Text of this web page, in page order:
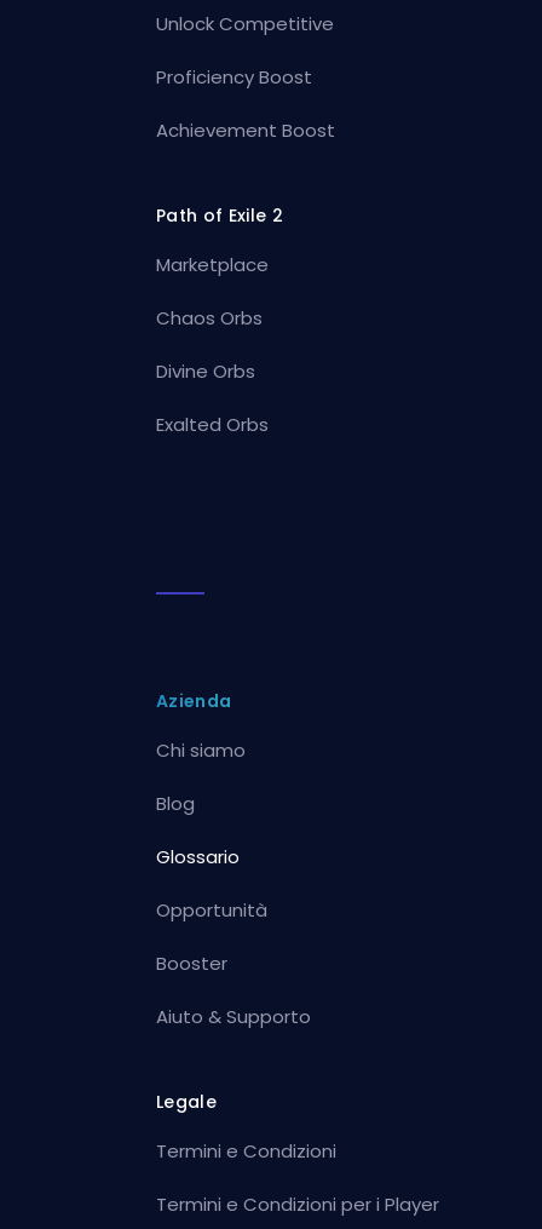
Unlock Competitive
Proficiency Boost
Achievement Boost
Path of Exile 2
Marketplace
Chaos Orbs
Divine Orbs
Exalted Orbs
Azienda
Chi siamo
Blog
Glossario
Opportunità
Booster
Aiuto & Supporto
Legale
Termini e Condizioni
Termini e Condizioni per i Player